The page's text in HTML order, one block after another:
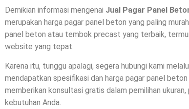
Demikian informasi mengenai Jual Pagar Panel
merupakan harga pagar panel beton yang paling
panel beton atau tembok precast yang terbaik,
website yang tepat.
Karena itu, tunggu apalagi, segera hubungi kami
mendapatkan spesifikasi dan harga pagar panel
memberikan konsultasi gratis dalam pemilihan
kebutuhan Anda.